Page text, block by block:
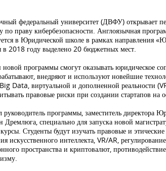
федеральный университет (ДВФУ) открывает
по праву кибербезопасности. Англоязычная
в Юридической школе в рамках направления
в 2018 году выделено 20 бюджетных мест.
программы смогут оказывать юридическое
внедряют и используют новейшие
Data, виртуальной и дополненной реальности
правовые риски при создании стартапов на
программы, заместитель директора
специально для запуска новой
Студенты будут изучать правовые и
искусственного интеллекта, VR/AR,
пространства и криптовалют,